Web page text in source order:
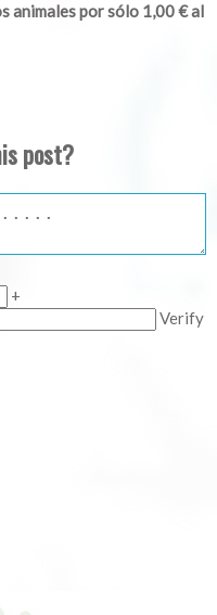
animales por sólo 1,00 € al
post?
+
Verify